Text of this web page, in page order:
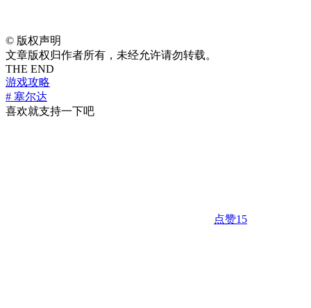
© 版权声明
文章版权归作者所有，未经允许请勿转载。
THE END
游戏攻略
# 塞尔达
喜欢就支持一下吧
点赞15